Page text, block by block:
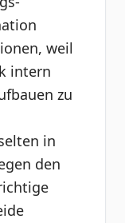
weil
intern
zu
in
den